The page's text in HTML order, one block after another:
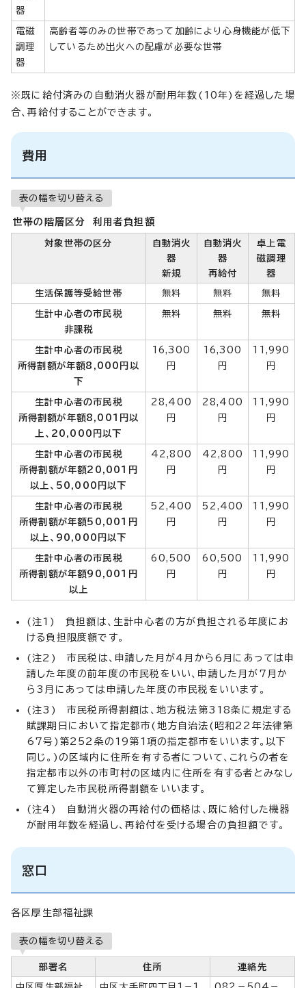
器
電磁
調理
器
高齢者等のみの世帯であって加齢により心身機能が低下
しているため出火への配慮が必要な世帯
※既に給付済みの自動消火器が耐用年数(10年)を経過した場
合、再給付することができます。
費用
表の幅を切り替える
世帯の階層区分 利用者負担額
対象世帯の区分
自動消火
器
新規
自動消火
器
再給付
卓上電
磁調理
器
生活保護等受給世帯 無料 無料 無料
生計中心者の市民税
非課税
無料 無料 無料
生計中心者の市民税
所得割額が年額8,000円以
下
16,300
円
16,300
円
11,990
円
生計中心者の市民税
所得割額が年額8,001円以
上、20,000円以下
28,400
円
28,400
円
11,990
円
生計中心者の市民税
所得割額が年額20,001円
以上、50,000円以下
42,800
円
42,800
円
11,990
円
生計中心者の市民税
所得割額が年額50,001円
以上、90,000円以下
52,400
円
52,400
円
11,990
円
生計中心者の市民税
所得割額が年額90,001円
以上
60,500
円
60,500
円
11,990
円
(注1) 負担額は、生計中心者の方が負担される年度にお
ける負担限度額です。
(注2) 市民税は、申請した月が4月から6月にあっては申
請した年度の前年度の市民税をいい、申請した月が7月か
ら3月にあっては申請した年度の市民税をいいます。
(注3) 市民税所得割額は、地方税法第318条に規定する
賦課期日において指定都市(地方自治法(昭和22年法律第
67号)第252条の19第1項の指定都市をいいます。以下
同じ。)の区域内に住所を有する者について、これらの者を
指定都市以外の市町村の区域内に住所を有する者とみなし
て算定した市民税所得割額をいいます。
(注4) 自動消火器の再給付の価格は、既に給付した機器
が耐用年数を経過し、再給付を受ける場合の負担額です。
窓口
各区厚生部福祉課
表の幅を切り替える
部署名 住所 連絡先